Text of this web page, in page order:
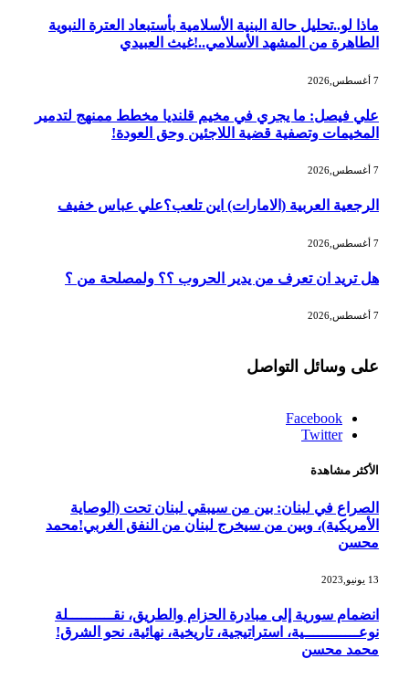
ماذا لو..تحليل حالة البنية الأسلامية بأستبعاد العترة النبوية
الطاهرة من المشهد الأسلامي..!غيث العبيدي
علي فيصل: ما يجري في مخيم قلنديا مخطط ممنهج لتدمير
المخيمات وتصفية قضية اللاجئين وحق العودة!
الرجعية العربية (الامارات) اين تلعب؟علي عباس خفيف
هل تريد ان تعرف من يدير الحروب ؟؟ ولمصلحة من ؟
على وسائل التواصل
Facebook
Twitter
الأكثر مشاهدة
الصراع في لبنان: بين من سيبقي لبنان تحت (الوصاية
الأمريكية)، وبين من سيخرج لبنان من النفق الغربي!محمد
محسن
13 يونيو,2023
انضمام سورية إلى مبادرة الحزام والطريق، نقــــــــــلة
نوعــــــــــــية، استراتيجية، تاريخية، نهائية، نحو الشرق!
محمد محسن